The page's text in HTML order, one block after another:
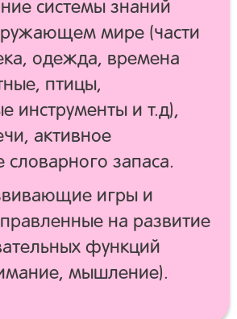
системы знаний
мире (части
одежда, времена
птицы,
инструменты и т.д),
активное
словарного запаса.
игры и
на развитие
функций
мышление).